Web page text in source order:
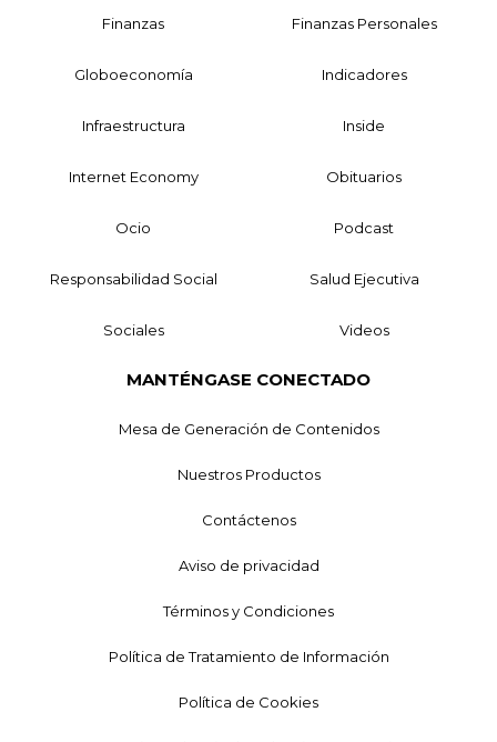
Finanzas Finanzas Personales
Globoeconomía Indicadores
Infraestructura Inside
Internet Economy Obituarios
Ocio Podcast
Responsabilidad Social Salud Ejecutiva
Sociales Videos
MANTÉNGASE CONECTADO
Mesa de Generación de Contenidos
Nuestros Productos
Contáctenos
Aviso de privacidad
Términos y Condiciones
Política de Tratamiento de Información
Política de Cookies